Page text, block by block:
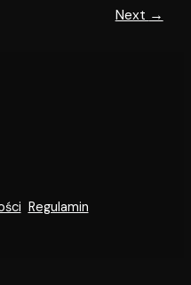
Next →
Regulamin